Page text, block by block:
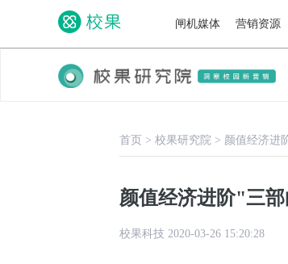
闸机媒体 营销资源
首页 > 校果研究院 > 颜值经济进
颜值经济进阶"三
校果科技 2020-03-26 15:20:28